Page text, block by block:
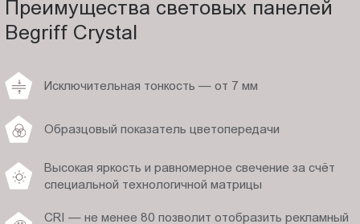
Преимущества световых панелей
Begriff Crystal
Исключительная тонкость — от 7 мм
Образцовый показатель цветопередачи
Высокая яркость и равномерное свечение за счёт
специальной технологичной матрицы
CRI — не менее 80 позволит отобразить рекламный